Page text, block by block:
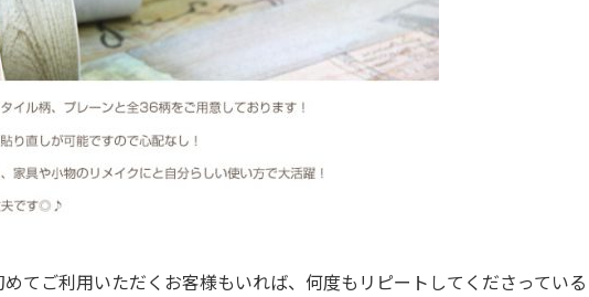
めてご利用いただくお客様もいれば、何度もリピートしてくださっている